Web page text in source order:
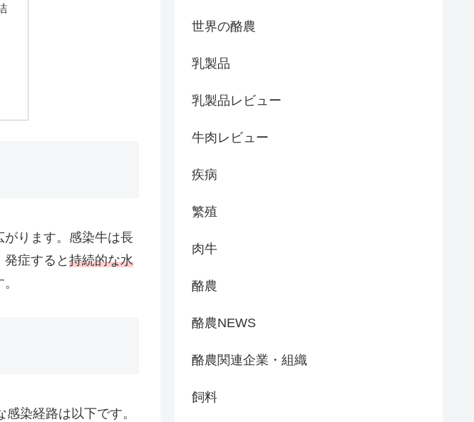
ります。感染牛は長
症すると 持続的な水
染経路は以下です。
世界の酪農
乳製品
乳製品レビュー
牛肉レビュー
疾病
繁殖
肉牛
酪農
酪農NEWS
酪農関連企業・組織
飼料